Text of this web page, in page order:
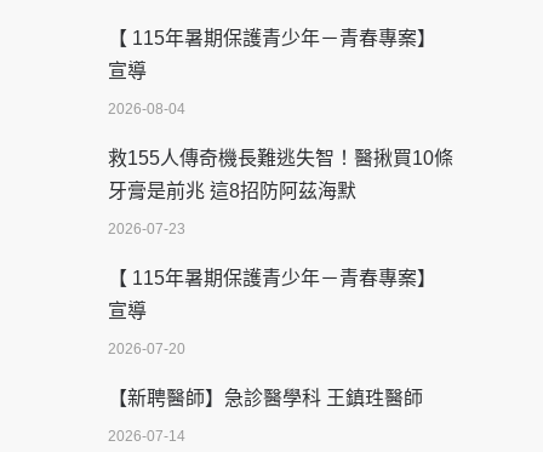
【 115年暑期保護青少年－青春專案】
宣導
2026-08-04
救155人傳奇機長難逃失智！醫揪買10條
牙膏是前兆 這8招防阿茲海默
2026-07-23
【 115年暑期保護青少年－青春專案】
宣導
2026-07-20
【新聘醫師】急診醫學科 王鎮珄醫師
2026-07-14